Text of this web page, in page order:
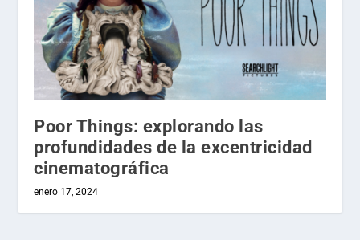
Poor Things: explorando las
profundidades de la excentricidad
cinematográfica
enero 17, 2024